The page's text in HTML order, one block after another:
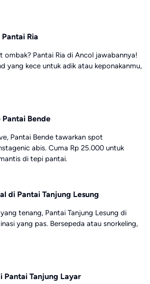
Ria
ombak? Pantai Ria di Ancol jawabannya!
yang kece untuk adik atau keponakanmu,
Pantai Bende
Pantai Bende tawarkan spot
abis. Cuma Rp 25.000 untuk
di tepi pantai.
di Pantai Tanjung Lesung
tenang, Pantai Tanjung Lesung di
yang pas. Bersepeda atau snorkeling,
Pantai Tanjung Layar